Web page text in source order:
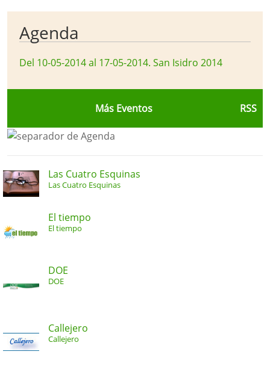
Agenda
Del 10-05-2014 al 17-05-2014. San Isidro 2014
Más Eventos RSS
Las Cuatro Esquinas
Las Cuatro Esquinas
El tiempo
El tiempo
DOE
DOE
Callejero
Callejero